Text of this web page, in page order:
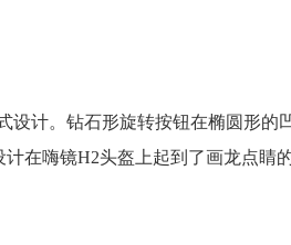
计。钻石形旋转按钮在椭圆形的
在嗨镜H2头盔上起到了画龙点睛